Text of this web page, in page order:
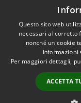
Accessibilità
Questo sito web
necessari al corretto
nonché un cookie
informazioni
Per maggiori dettagli,
ACCETTA